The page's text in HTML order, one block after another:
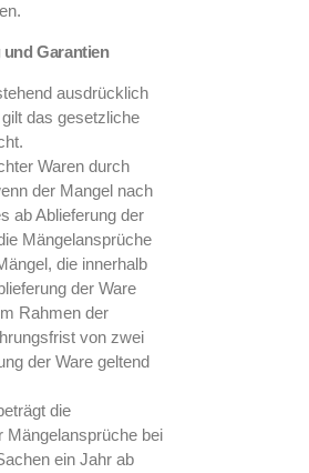
Garantien
ausdrücklich
das gesetzliche
Waren durch
der Mangel nach
ab Ablieferung der
Mängelansprüche
die innerhalb
der Ware
Rahmen der
von zwei
der Ware geltend
die
Mängelansprüche bei
ein Jahr ab